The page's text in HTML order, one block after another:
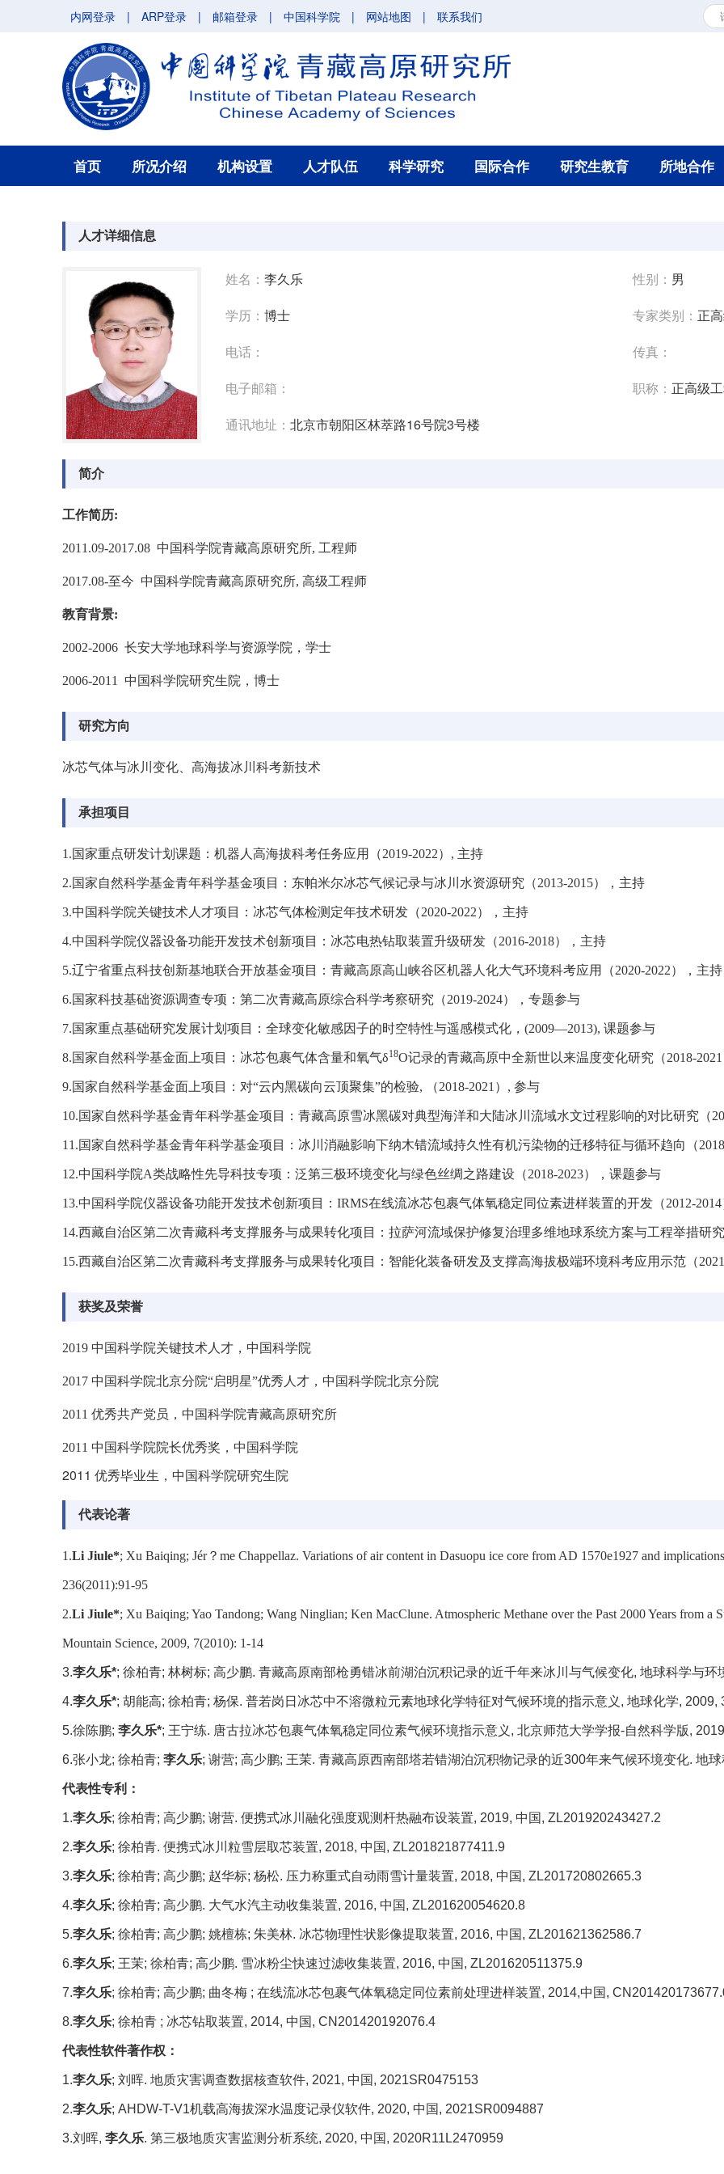
内网登录 | ARP登录 | 邮箱登录 | 中国科学院 | 网站地图 | 联系我们
首页 所况介绍 机构设置 人才队伍 科学研究 国际合作 研究生教育 所地合作
人才详细信息
姓名： 李久乐 性别： 男
学历： 博士 专家类别： 正
电话：
传真：
电子邮箱：
职称： 正高级
通讯地址： 北京市朝阳区林萃路16号院3号楼
简介
工作简历:
2011.09-2017.08 中国科学院青藏高原研究所, 工程师
2017.08-至今 中国科学院青藏高原研究所, 高级工程师
教育背景:
2002-2006 长安大学地球科学与资源学院，学士
2006-2011 中国科学院研究生院，博士
研究方向
冰芯气体与冰川变化、高海拔冰川科考新技术
承担项目
1.国家重点研发计划课题：机器人高海拔科考任务应用（2019-2022） , 主持
2.国家自然科学基金青年科学基金项目：东帕米尔冰芯气候记录与冰川水资源研究（2013-2015），主持
3.中国科学院关键技术人才项目：冰芯气体检测定年技术研发（2020-2022），主持
4.中国科学院仪器设备功能开发技术创新项目：冰芯电热钻取装置升级研发（2016-2018），主持
5.辽宁省重点科技创新基地联合开放基金项目：青藏高原高山峡谷区机器人化大气环境科考应用（2020-2022），主持
6.国家科技基础资源调查专项：第二次青藏高原综合科学考察研究（2019-2024），专题参与
7.国家重点基础研究发展计划项目：全球变化敏感因子的时空特性与遥感模式化， (2009—2013), 课题参与
8.国家自然科学基金面上项目：冰芯包裹气体含量和氧气δ18O记录的青藏高原中全新世以来温度变化研究（2018-2021
9.国家自然科学基金面上项目：对“云内黑碳向云顶聚集”的检验, （2018-2021 ） , 参与
10.国家自然科学基金青年科学基金项目：青藏高原雪冰黑碳对典型海洋和大陆冰川流域水文过程影响的对比研究（
11.国家自然科学基金青年科学基金项目：冰川消融影响下纳木错流域持久性有机污染物的迁移特征与循环趋向（
12.中国科学院A类战略性先导科技专项：泛第三极环境变化与绿色丝绸之路建设（2018-2023），课题参与
13.中国科学院仪器设备功能开发技术创新项目： IRMS在线流冰芯包裹气体氧稳定同位素进样装置的开发（2012-2014
14.西藏自治区第二次青藏科考支撑服务与成果转化项目：拉萨河流域保护修复治理多维地球系统方案与工程举措研
15.西藏自治区第二次青藏科考支撑服务与成果转化项目：智能化装备研发及支撑高海拔极端环境科考应用示范（
获奖及荣誉
2019 中国科学院关键技术人才，中国科学院
2017 中国科学院北京分院“启明星”优秀人才，中国科学院北京分院
2011 优秀共产党员，中国科学院青藏高原研究所
2011 中国科学院院长优秀奖，中国科学院
2011 优秀毕业生，中国科学院研究生院
代表论著
1.Li Jiule*; Xu Baiqing; Jér？me Chappellaz. Variations of air content in Dasuopu ice core from AD 1570e1927 and
236(2011):91-95
2.Li Jiule*; Xu Baiqing; Yao Tandong; Wang Ninglian; Ken MacClune. Atmospheric Methane over the Past 2000 Years from a
Mountain Science, 2009, 7(2010): 1-14
3.李久乐*; 徐柏青; 林树标; 高少鹏. 青藏高原南部枪勇错冰前湖泊沉积记录的近千年来冰川与气候变化, 地球科学与环
4.李久乐*; 胡能高; 徐柏青; 杨保. 普若岗日冰芯中不溶微粒元素地球化学特征对气候环境的指示意义 , 地球化学, 2009,
5.徐陈鹏; 李久乐*; 王宁练. 唐古拉冰芯包裹气体氧稳定同位素气候环境指示意义 , 北京师范大学学报-自然科学版,
6.张小龙; 徐柏青; 李久乐; 谢营; 高少鹏; 王茉. 青藏高原西南部塔若错湖泊沉积物记录的近300年来气候环境变化. 地
代表性专利：
1.李久乐; 徐柏青; 高少鹏; 谢营. 便携式冰川融化强度观测杆热融布设装置, 2019, 中国 , ZL201920243427.2
2.李久乐; 徐柏青. 便携式冰川粒雪层取芯装置, 2018, 中国 , ZL201821877411.9
3.李久乐; 徐柏青; 高少鹏; 赵华标; 杨松. 压力称重式自动雨雪计量装置, 2018, 中国 , ZL201720802665.3
4.李久乐; 徐柏青; 高少鹏. 大气水汽主动收集装置, 2016, 中国 , ZL201620054620.8
5.李久乐; 徐柏青; 高少鹏; 姚檀栋; 朱美林. 冰芯物理性状影像提取装置, 2016, 中国 , ZL201621362586.7
6.李久乐; 王茉; 徐柏青; 高少鹏. 雪冰粉尘快速过滤收集装置, 2016, 中国 , ZL201620511375.9
7.李久乐; 徐柏青; 高少鹏; 曲冬梅 ; 在线流冰芯包裹气体氧稳定同位素前处理进样装置, 2014,中国 ,
8.李久乐; 徐柏青 ; 冰芯钻取装置, 2014, 中国 , CN201420192076.4
代表性软件著作权：
1.李久乐; 刘晖. 地质灾害调查数据核查软件, 2021, 中国 , 2021SR0475153
2.李久乐; AHDW-T-V1机载高海拔深水温度记录仪软件, 2020, 中国 , 2021SR0094887
3.刘晖, 李久乐. 第三极地质灾害监测分析系统, 2020, 中国 , 2020R11L2470959